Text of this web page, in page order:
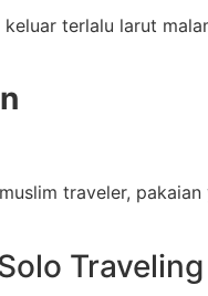
terlalu larut
traveler,
Traveling